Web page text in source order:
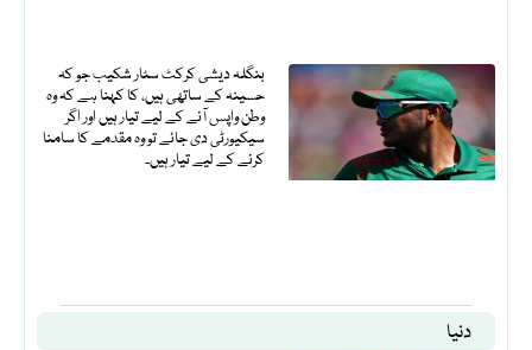
بنگلہ دیشی کرکٹ سٹار شکیب جو کہ
حسینہ کے ساتھی ہیں، کا کہنا ہے کہ وہ
وطن واپس آنے کے لیے تیار ہیں اور اگر
سیکیورٹی دی جائے تو وہ مقدمے کا سامنا
کرنے کے لیے تیار ہیں۔
دنیا